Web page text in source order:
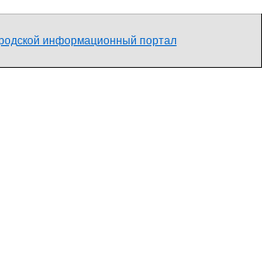
информационный портал